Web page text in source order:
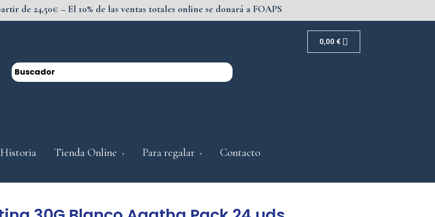
de 24,50€ – El 10% de las ventas totales online se donará a FOAPS
0,00 €
Historia Tienda Online Para regalar Contacto